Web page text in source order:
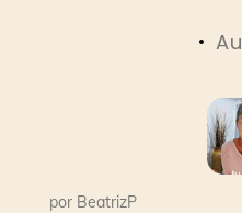
entradas
por BeatrizP